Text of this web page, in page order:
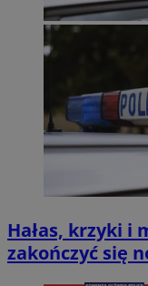
Hałas, krzyki i
zakończyć się